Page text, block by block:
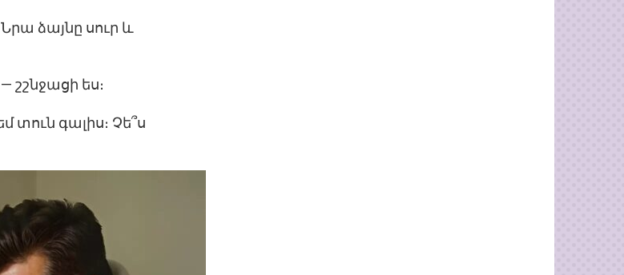
ձայնը սուր և
շշնջացի ես։
տուն գալիս։ Չե՞ս